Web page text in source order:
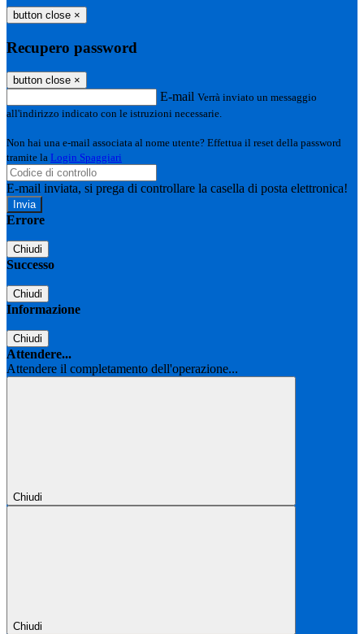
button close ×
Recupero password
button close ×
E-mail Verrà inviato un messaggio
all'indirizzo indicato con le istruzioni necessarie.
Non hai una e-mail associata al nome utente? Effettua il reset della password
tramite la Login Spaggiari
E-mail inviata, si prega di controllare la casella di posta elettronica!
Errore
Chiudi
Successo
Chiudi
Informazione
Chiudi
Attendere...
Attendere il completamento dell'operazione...
Chiudi
Chiudi